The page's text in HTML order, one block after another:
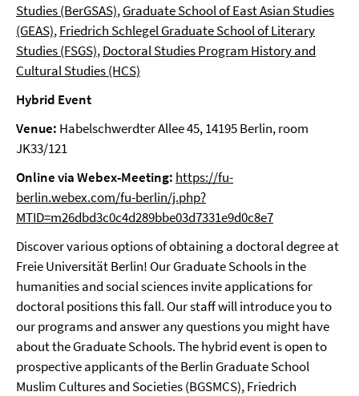
Studies (BerGSAS),Graduate School of East Asian Studies
(GEAS),Friedrich Schlegel Graduate School of Literary
Studies (FSGS),Doctoral Studies Program History and
Cultural Studies (HCS)
Hybrid Event
Venue: Habelschwerdter Allee 45, 14195 Berlin, room
JK33/121
Online via Webex-Meeting: https://fu-
berlin.webex.com/fu-berlin/j.php?
MTID=m26dbd3c0c4d289bbe03d7331e9d0c8e7
Discover various options of obtaining a doctoral degree at
Freie Universität Berlin! Our Graduate Schools in the
humanities and social sciences invite applications for
doctoral positions this fall. Our staff will introduce you to
our programs and answer any questions you might have
about the Graduate Schools. The hybrid event is open to
prospective applicants of the Berlin Graduate School
Muslim Cultures and Societies (BGSMCS), Friedrich